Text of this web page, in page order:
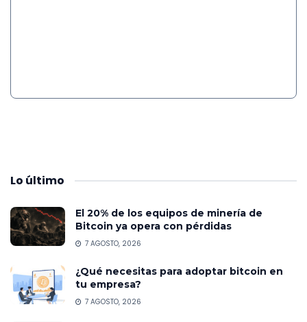
Lo último
El 20% de los equipos de minería de
Bitcoin ya opera con pérdidas
7 AGOSTO, 2026
¿Qué necesitas para adoptar bitcoin en
tu empresa?
7 AGOSTO, 2026